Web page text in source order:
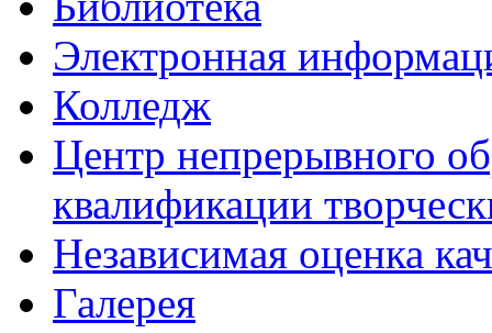
Электронная
Колледж
Центр непрерывного
квалификации
Независимая оценка
Галерея